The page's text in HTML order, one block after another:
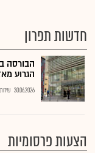
חדשות תפרון
הבורסה
הגרוע מאז
30.06.2026
הצעות פרסומיות